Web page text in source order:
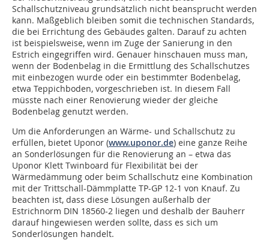
Schallschutzniveau grundsätzlich nicht beansprucht werden
kann. Maßgeblich bleiben somit die technischen Standards,
die bei Errichtung des Gebäudes galten. Darauf zu achten
ist beispielsweise, wenn im Zuge der Sanierung in den
Estrich eingegriffen wird. Genauer hinschauen muss man,
wenn der Bodenbelag in die Ermittlung des Schallschutzes
mit einbezogen wurde oder ein bestimmter Bodenbelag,
etwa Teppichboden, vorgeschrieben ist. In diesem Fall
müsste nach einer Renovierung wieder der gleiche
Bodenbelag genutzt werden.
Um die Anforderungen an Wärme- und Schallschutz zu
erfüllen, bietet Uponor (www.uponor.de) eine ganze Reihe
an Sonderlösungen für die Renovierung an – etwa das
Uponor Klett Twinboard für Flexibilität bei der
Wärmedämmung oder beim Schallschutz eine Kombination
mit der Trittschall-Dämmplatte TP-GP 12-1 von Knauf. Zu
beachten ist, dass diese Lösungen außerhalb der
Estrichnorm DIN 18560-2 liegen und deshalb der Bauherr
darauf hingewiesen werden sollte, dass es sich um
Sonderlösungen handelt.